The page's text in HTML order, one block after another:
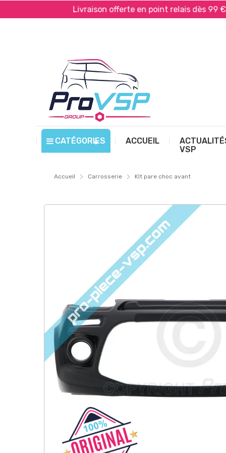
Livraison offerte en point relais dès 99 €
CATÉGORIES ACCUEIL
VSP
Accueil Carrosserie KIt pare choc avant